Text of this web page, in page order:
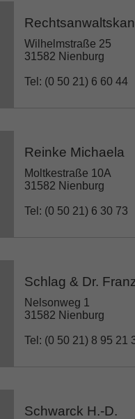
Wilhelmstraße 25
31582 Nienburg
Tel: (0 50 21) 6 60 44
Reinke Michaela
Moltkestraße 10A
31582 Nienburg
Tel: (0 50 21) 6 30 73
Schlag & Dr.
Nelsonweg 1
31582 Nienburg
Tel: (0 50 21) 8 95 21
Schwarck H.-D.